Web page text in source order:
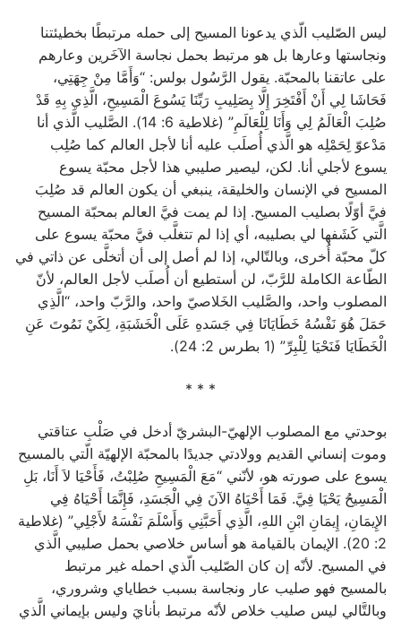
ليس الصّليب الّذي يدعونا المسيح إلى حمله مرتبطًا بخطيئتنا
ونجاستها وعارها بل هو مرتبط بحمل نجاسة الآخَرين وعارهم
على عاتقنا بالمحبّة. يقول الرَّسُول بولس: “وَأَمَّا مِنْ جِهَتِي،
فَحَاشَا لِي أَنْ أَفْتَخِرَ إِلَّا بِصَلِيبِ رَبِّنَا يَسُوعَ الْمَسِيحِ، الَّذِي بِهِ قَدْ
صُلِبَ الْعَالَمُ لِي وَأَنَا لِلْعَالَمِ” (غلاطية 6: 14). الصَّليب الَّذي أنا
مَدْعوّ لِحَمْلِه هو الَّذي أُصلَب عليه أنا لأجل العالم كما صُلِب
يسوع لأجلي أنا. لكن، ليصير صليبي هذا لأجل محبّة يسوع
المسيح في الإنسان والخليقة، ينبغي أن يكون العالم قد صُلِبَ
فيَّ أوّلًا بصليب المسيح. إذا لم يمت فيَّ العالم بمحبّة المسيح
الَّتي كَشَفها لي بصليبه، أي إذا لم تتغلَّب فيَّ محبّة يسوع على
كلّ محبّة أُخرى، وبالتّالي، إذا لم أصل إلى أن أتخلَّى عن ذاتي في
الطّاعة الكاملة للرَّبّ، لن أستطيع أن أُصلَب لأجل العالم، لأنّ
المصلوب واحد، والصَّليب الخَلاصيّ واحد، والرَّبّ واحد، “الَّذِي
حَمَلَ هُوَ نَفْسُهُ خَطَايَانَا فِي جَسَدهِ عَلَى الْخَشَبَةِ، لِكَيْ نَمُوتَ عَنِ
الْخَطَايَا فَنَحْيَا لِلْبِرِّ” (1 بطرس 2: 24).
* * *
بوحدتي مع المصلوب الإلهيّ-البشريّ أدخل في صَلْبِ عتاقتي
وموت إنساني القديم وولادتي جديدًا بالمحبّة الإلهيّة الّتي بالمسيح
يسوع على صورته هو، لأنّني “مَعَ الْمَسِيحِ صُلِبْتُ، فَأَحْيَا لاَ أَنَا، بَلِ
الْمَسِيحُ يَحْيَا فِيَّ. فَمَا أَحْيَاهُ الآنَ فِي الْجَسَدِ، فَإِنَّمَا أَحْيَاهُ فِي
الإِيمَانِ، إِيمَانِ ابْنِ اللهِ، الَّذِي أَحَبَّنِي وَأَسْلَمَ نَفْسَهُ لأَجْلِي” (غلاطية
2: 20). الإيمان بالقيامة هو أساس خلاصي بحمل صليبي الَّذي
في المسيح. لأنّه إن كان الصّليب الّذي احمله غير مرتبط
بالمسيح فهو صليب عار ونجاسة بسبب خطاياي وشروري،
وبالتَّالي ليس صليب خلاص لأنّه مرتبط بأنايَ وليس بإيماني الَّذي